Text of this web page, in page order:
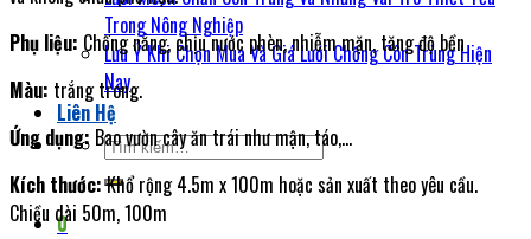
Trong Nông Nghiệp
Lưu Ý Khi Chọn Mua Và Giá Lưới Chống Côn Trùng Hiện
Nay
Liên Hệ
Tìm
kiếm:
0
Phụ liệu: Chống nắng, chịu nước phèn, nhiễm mặn, tăng độ bền
Màu: trắng trong.
Ứng dụng: Bao vườn cây ăn trái như mận, táo,…
Kích thước:Khổ rộng 4.5m x 100m hoặc sản xuất theo yêu cầu.
Chiều dài 50m, 100m